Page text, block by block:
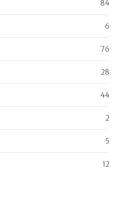
84
6
76
28
44
2
5
12